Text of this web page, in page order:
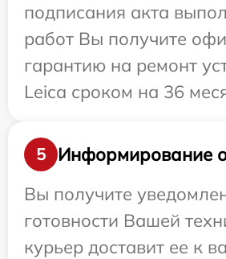
подписания акта
работ Вы получите
гарантию на ремонт
Leica сроком на 36
5
Информирование о
Вы получите
готовности Вашей
курьер доставит ее к